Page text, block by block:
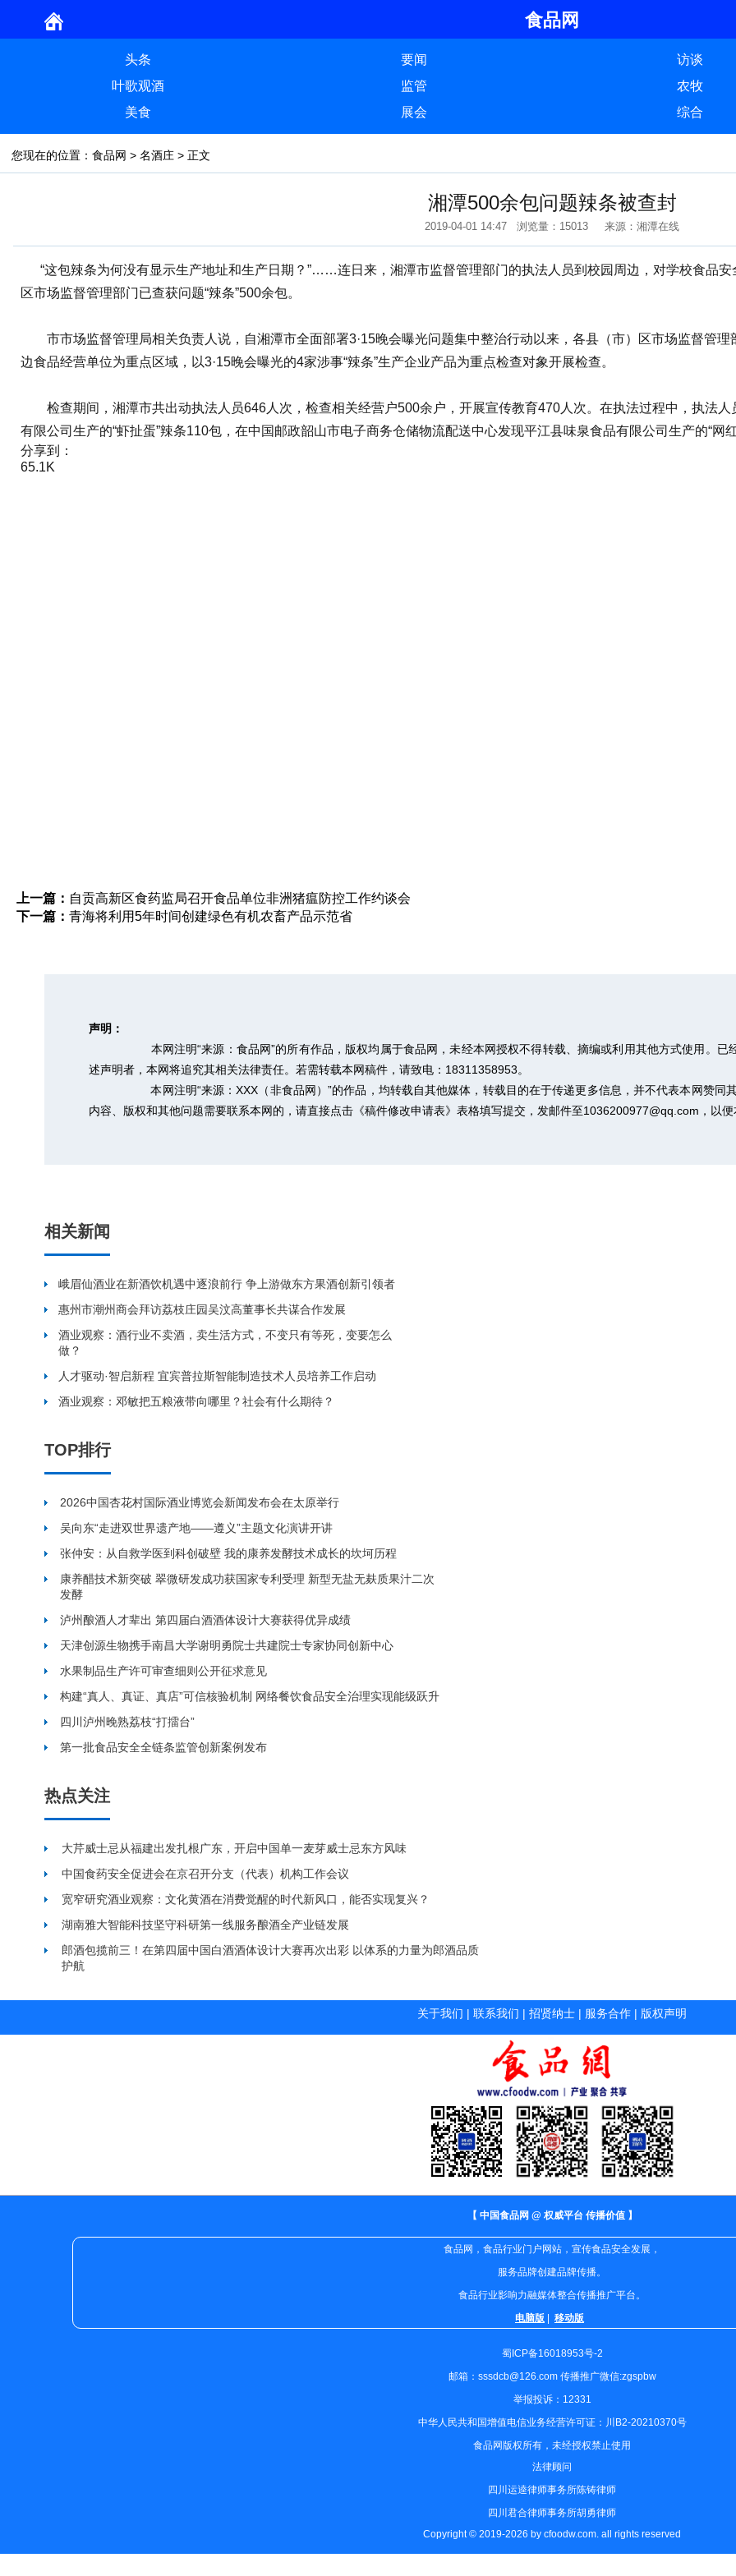
食品网
头条 要闻 访谈
叶歌观酒
监管 农牧
美食
展会 综合
您现在的位置： 食品网 > 名酒庄 > 正文
湘潭500余包问题辣条被查封
2019-04-01 14:47 浏览量：15013 来源：湘潭在线
“这包辣条为何没有显示生产地址和生产日期？”……连日来，湘潭市监督管理部门的执法人员到校园周边，对学校食品安
区市场监督管理部门已查获问题“辣条”500余包。
市市场监督管理局相关负责人说，自湘潭市全面部署3·15晚会曝光问题集中整治行动以来，各县（市）区市场监督管理
边食品经营单位为重点区域，以3·15晚会曝光的4家涉事“辣条”生产企业产品为重点检查对象开展检查。
检查期间，湘潭市共出动执法人员646人次，检查相关经营户500余户，开展宣传教育470人次。在执法过程中，执法人
有限公司生产的“虾扯蛋”辣条110包，在中国邮政韶山市电子商务仓储物流配送中心发现平江县味泉食品有限公司生产的“网
分享到：
65.1K
上一篇： 自贡高新区食药监局召开食品单位非洲猪瘟防控工作约谈会
下一篇： 青海将利用5年时间创建绿色有机农畜产品示范省
声明：
本网注明“来源：食品网”的所有作品，版权均属于食品网，未经本网授权不得转载、摘编或利用其他方式使用。已
述声明者，本网将追究其相关法律责任。若需转载本网稿件，请致电：18311358953。
本网注明“来源：XXX（非食品网）”的作品，均转载自其他媒体，转载目的在于传递更多信息，并不代表本网赞
内容、版权和其他问题需要联系本网的，请直接点击《稿件修改申请表》 表格填写提交，发邮件至1036200977@qq.com，以便
相关新闻
峨眉仙酒业在新酒饮机遇中逐浪前行 争上游做东方果酒创新引领者
惠州市潮州商会拜访荔枝庄园吴汶高董事长共谋合作发展
酒业观察：酒行业不卖酒，卖生活方式，不变只有等死，变要怎么
做？
人才驱动·智启新程 宜宾普拉斯智能制造技术人员培养工作启动
酒业观察：邓敏把五粮液带向哪里？社会有什么期待？
TOP排行
2026中国杏花村国际酒业博览会新闻发布会在太原举行
吴向东“走进双世界遗产地——遵义”主题文化演讲开讲
张仲安：从自救学医到科创破壁 我的康养发酵技术成长的坎坷历程
康养醋技术新突破 翠微研发成功获国家专利受理 新型无盐无麸质果汁二次
发酵
泸州酿酒人才辈出 第四届白酒酒体设计大赛获得优异成绩
天津创源生物携手南昌大学谢明勇院士共建院士专家协同创新中心
水果制品生产许可审查细则公开征求意见
构建“真人、真证、真店”可信核验机制 网络餐饮食品安全治理实现能级跃升
四川泸州晚熟荔枝“打擂台”
第一批食品安全全链条监管创新案例发布
热点关注
大芹威士忌从福建出发扎根广东，开启中国单一麦芽威士忌东方风味
中国食药安全促进会在京召开分支（代表）机构工作会议
宽窄研究酒业观察：文化黄酒在消费觉醒的时代新风口，能否实现复兴？
湖南雅大智能科技坚守科研第一线服务酿酒全产业链发展
郎酒包揽前三！在第四届中国白酒酒体设计大赛再次出彩 以体系的力量为郎酒品质
护航
关于我们 | 联系我们 | 招贤纳士 | 服务合作 | 版权声明
【 中国食品网 @ 权威平台 传播价值 】
食品网，食品行业门户网站，宣传食品安全发展，
服务品牌创建品牌传播。
食品行业影响力融媒体整合传播推广平台。
电脑版| 移动版
蜀ICP备16018953号-2
邮箱：sssdcb@126.com 传播推广微信:zgspbw
举报投诉：12331
中华人民共和国增值电信业务经营许可证：川B2-20210370号
食品网版权所有，未经授权禁止使用
法律顾问
四川运逵律师事务所陈铸律师
四川君合律师事务所胡勇律师
Copyright © 2019-2026 by cfoodw.com. all rights reserved